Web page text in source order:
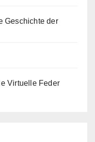
Geschichte der
Virtuelle Feder